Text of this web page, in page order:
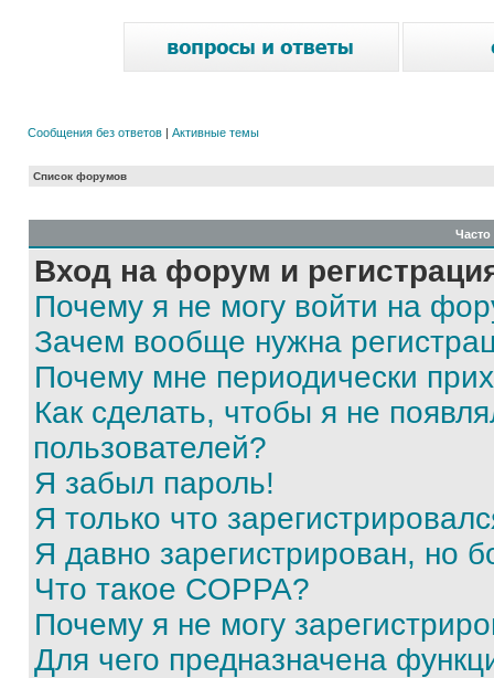
Сообщения без ответов | Активные темы
Список форумов
Вход на форум и
Почему я не могу войти на
Зачем вообще нужна
Почему мне периодически
Как сделать, чтобы я не
пользователей?
Я забыл пароль!
Я только что
Я давно зарегистрирован, но
Что такое COPPA?
Почему я не могу
Для чего предназначена